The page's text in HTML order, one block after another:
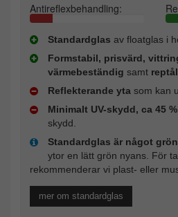
Antireflexbehandling:
Standardglas av floatglas i
Formstabil, prisvärd,
värmebeständig samt
Reflekterande yta som kan
Minimalt UV-skydd, ca 45 %
skydd.
Standardglas är något
ytor en lätt grön nyans. För
rekommenderar vi plast- eller
mer om standardglas